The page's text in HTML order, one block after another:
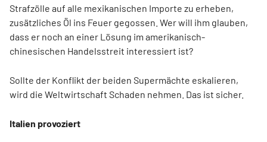
Strafzölle auf alle mexikanischen Importe zu erheben,
zusätzliches Öl ins Feuer gegossen. Wer will ihm glauben,
dass er noch an einer Lösung im amerikanisch-
chinesischen Handelsstreit interessiert ist?
Sollte der Konflikt der beiden Supermächte eskalieren,
wird die Weltwirtschaft Schaden nehmen. Das ist sicher.
Italien provoziert